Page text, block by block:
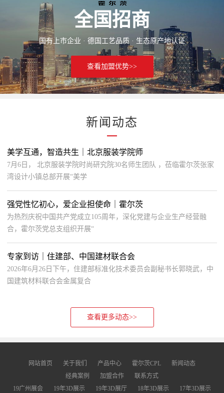
全国招商
国有上市企业 · 德国工艺品质 · 生态原产地认证
查看加盟优势>>
新闻动态
美学互通，智造共生｜北京服装学院师
7月6日， 北京服装学院时尚研究院30名师生团队 ，莅临霍尔茨张家
湾设计小镇总部开展“美学
强党性忆初心，爱企业担使命｜霍尔茨
为热烈庆祝中国共产党成立105周年，深化党建与企业生产经营融
合，霍尔茨党总支组织开展“
专家到访｜住建部、中国建材联合会
2026年6月26日下午，住建部标准化技术委员会副秘书长郭晓武，中
国建筑材料联合会金属复合
查看更多动态>>
网站首页 关于我们 产品中心 霍尔茨CPL
新闻动态
经典案例
加盟合作
联系方式
19广州展会
19年3D展示 19年3D展厅 18年3D展示 17年3D展示